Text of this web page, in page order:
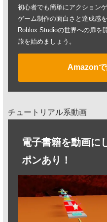
初心者でも簡単にアクション
ゲーム制作の面白さと達成感
Roblox Studioの世界への扉を
旅を始めましょう。
Amazonで
チュートリアル系動画
電子書籍を動画に
ポンあり！